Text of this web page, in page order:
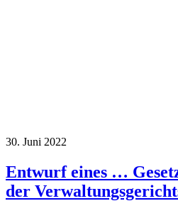
30. Juni 2022
Entwurf eines …
der